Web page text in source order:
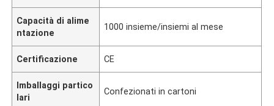
Capacità di alime
ntazione
1000 insieme/insiemi al mese
Certificazione CE
Imballaggi partico
lari
Confezionati in cartoni